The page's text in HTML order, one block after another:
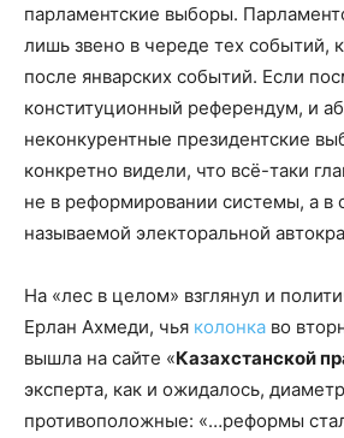
парламентские выборы.
лишь звено в череде тех событий,
после январских событий. Если
конституционный референдум, и
неконкурентные президентские
конкретно видели, что всё-таки
не в реформировании системы, а в
называемой электоральной
На «лес в целом» взглянул и
Ерлан Ахмеди, чья колонка во
вышла на сайте «Казахстанской
эксперта, как и ожидалось,
противоположные: «…реформы